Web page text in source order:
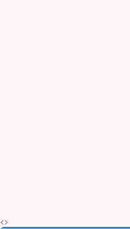
<>